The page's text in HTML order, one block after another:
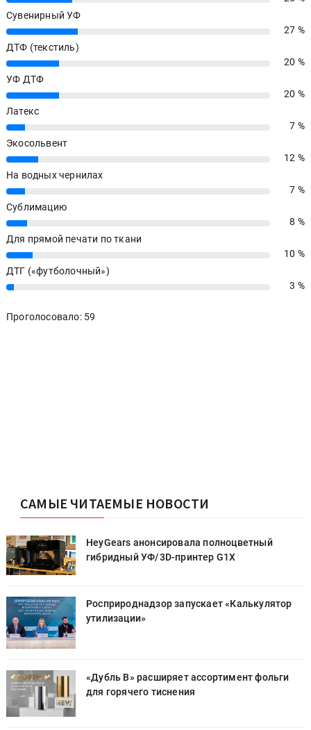
Сувенирный УФ
27%
27 %
ДТФ (текстиль)
20%
20 %
УФ ДТФ
20%
20 %
Латекс
7%
7 %
Экосольвент
12%
12 %
На водных чернилах
7%
7 %
Сублимацию
8%
8 %
Для прямой печати по ткани
10%
10 %
ДТГ («футболочный»)
3% 3 %
Проголосовало: 59
САМЫЕ ЧИТАЕМЫЕ НОВОСТИ
HeyGears анонсировала полноцветный
гибридный УФ/3D-принтер G1X
Росприроднадзор запускает «Калькулятор
утилизации»
«Дубль В» расширяет ассортимент фольги
для горячего тиснения